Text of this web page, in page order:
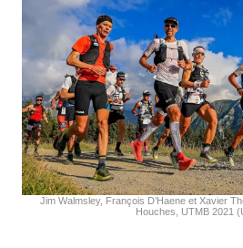
Jim Walmsley, François D’Haene et Xavier
Houches, UTMB 2021